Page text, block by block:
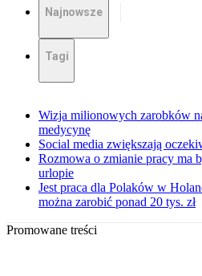
Najnowsze
Tagi
Wizja milionowych zarobków
medycynę
Social media zwiększają
Rozmowa o zmianie pracy ma
urlopie
Jest praca dla Polaków w
można zarobić ponad 20 tys. zł
Promowane treści